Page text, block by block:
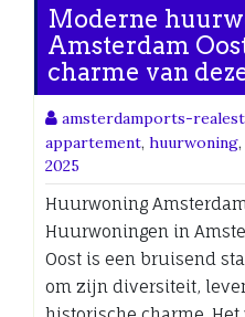
Moderne
Amsterdam
charme van
amsterdamports-
appartement, huurwoning,
2025
Huurwoning
Huurwoningen in
Oost is een bruisend
om zijn diversiteit,